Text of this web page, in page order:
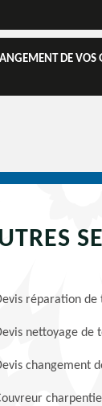
DE VOS
réparation
nettoyage de
changement